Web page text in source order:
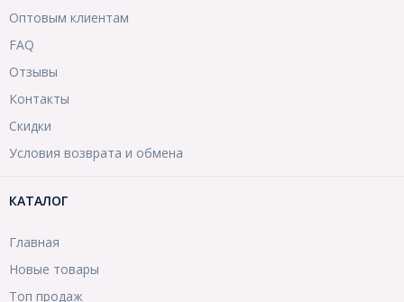
Оптовым клиентам
FAQ
Отзывы
Контакты
Скидки
Условия возврата и обмена
КАТАЛОГ
Главная
Новые товары
Топ продаж